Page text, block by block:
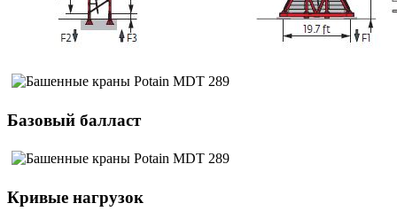
Базовый балласт
Кривые нагрузок